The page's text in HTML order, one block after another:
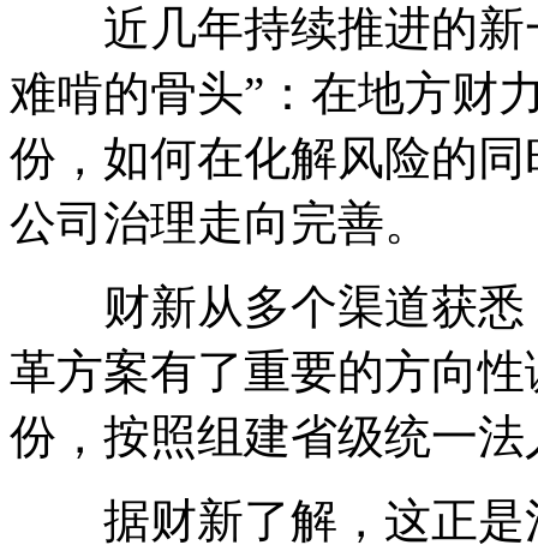
近几年持续推进的新
难啃的骨头”：在地方财
份，如何在化解风险的
公司治理走向完善。
财新从多个渠道获悉
革方案有了重要的方向
份，按照组建省级统一
据财新了解，这正是